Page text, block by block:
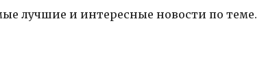
лучшие и интересные новости по теме.